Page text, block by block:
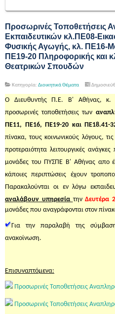
Προσωρινές Τοποθετήσεις
Εκπαιδευτικών κλ.ΠΕ08-
Φυσικής Αγωγής, κλ. ΠΕ16-
ΠΕ19-20 Πληροφορικής και
Θεατρικών Σπουδών
Κατηγορία: Διοικητικά Θέματα
Ο Διευθυντής Π.Ε. Β' Αθήνας, κ.
προσωρινές τοποθετήσεις των
ΠΕ11, ΠΕ16, ΠΕ19-20 και ΠΕ18.41-
πίνακα, τους κοινωνικούς λόγους,
προτεραιότητα λειτουργικές
μονάδες του ΠΥΣΠΕ Β' Αθήνας απο
κάποιες περιπτώσεις έχουν
Παρακαλούνται οι εν λόγω
αναλάβουν υπηρεσίατην Δευτέρα
μονάδες που αναγράφονται στον
Για την παραλαβή της
ανακοίνωση.
Επισυναπτόμενα:
Προσωρινές Τοποθετήσεις
Προσωρινές Τοποθετήσεις